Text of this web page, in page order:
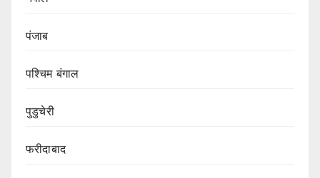
पंजाब
पश्चिम बंगाल
पुडुचेरी
फरीदाबाद